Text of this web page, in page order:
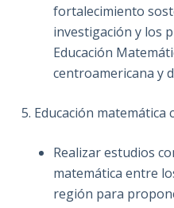
fortalecimiento
investigación y los
Educación
centroamericana y
5. Educación matemática
Realizar estudios
matemática entre
región para